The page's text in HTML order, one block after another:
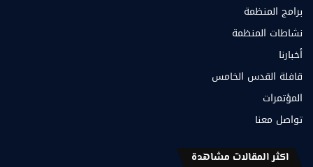
برامج المنظمة
نشاطات المنظمة
أخبارنا
قافلة القدس الخامس
المؤتمرات
تواصل معنا
اكثر المقالات مشاهدة